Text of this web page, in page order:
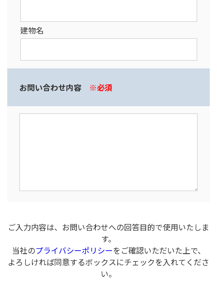
建物名
お問い合わせ内容 ※必須
ご入力内容は、お問い合わせへの回答目的で使用いたしま
す。
当社のプライバシーポリシーをご確認いただいた上で、
よろしければ同意するボックスにチェックを入れてくださ
い。